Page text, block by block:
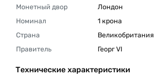
Монетный двор
Лондон
Номинал
1 крона
Страна
Великобритания
Правитель
Георг VI
Технические характеристики